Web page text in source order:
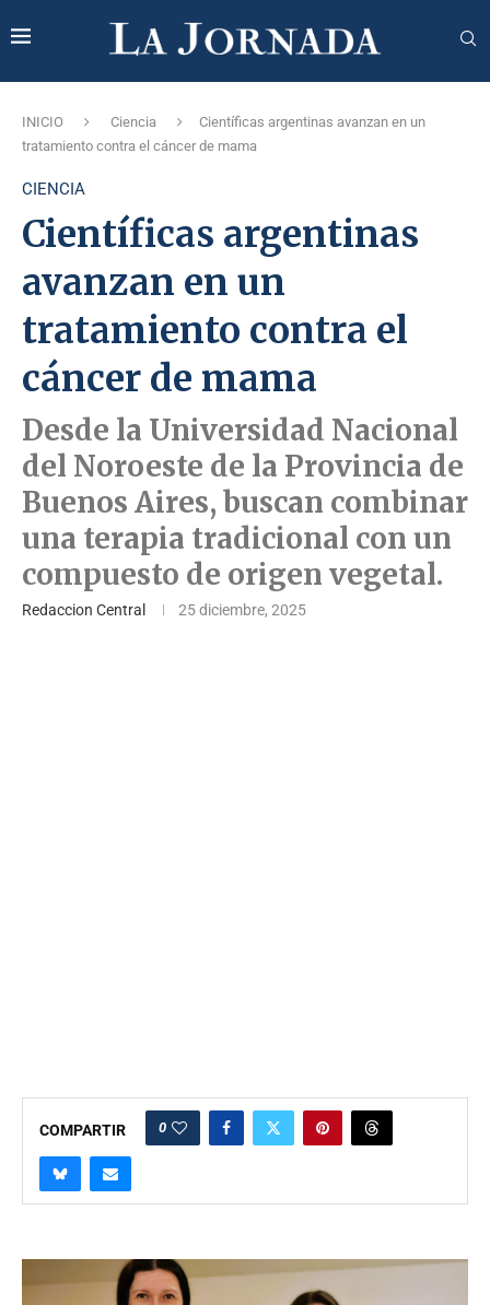
INICIO Ciencia
Científicas argentinas avanzan en un
tratamiento contra el cáncer de mama
CIENCIA
Científicas argentinas
avanzan en un
tratamiento contra el
cáncer de mama
Desde la Universidad Nacional
del Noroeste de la Provincia de
Buenos Aires, buscan combinar
una terapia tradicional con un
compuesto de origen vegetal.
Redaccion Central 25 diciembre, 2025
COMPARTIR 0